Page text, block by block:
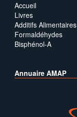
Accueil
Livres
Additifs Alimentaires
Formaldéhydes
Bisphénol-A
Annuaire AMAP